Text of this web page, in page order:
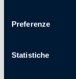
Preferenze
Statistiche
mercato
con un valore di